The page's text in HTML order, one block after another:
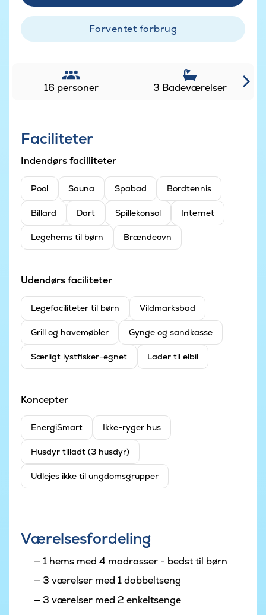
Forventet forbrug
16 personer 3 Badeværelser
Faciliteter
Indendørs facilliteter
Pool Sauna Spabad Bordtennis
Billard Dart Spillekonsol Internet
Legehems til børn Brændeovn
Udendørs faciliteter
Legefaciliteter til børn Vildmarksbad
Grill og havemøbler Gynge og sandkasse
Særligt lystfisker-egnet Lader til elbil
Koncepter
EnergiSmart Ikke-ryger hus
Husdyr tilladt (3 husdyr)
Udlejes ikke til ungdomsgrupper
Værelsesfordeling
1 hems med 4 madrasser - bedst til børn
3 værelser med 1 dobbeltseng
3 værelser med 2 enkeltsenge